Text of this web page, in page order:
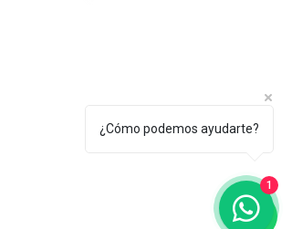
Consultoría TI
Cl. 74 #15 - 22 | Of. 302 -
¿Cómo podemos ayudarte?
1